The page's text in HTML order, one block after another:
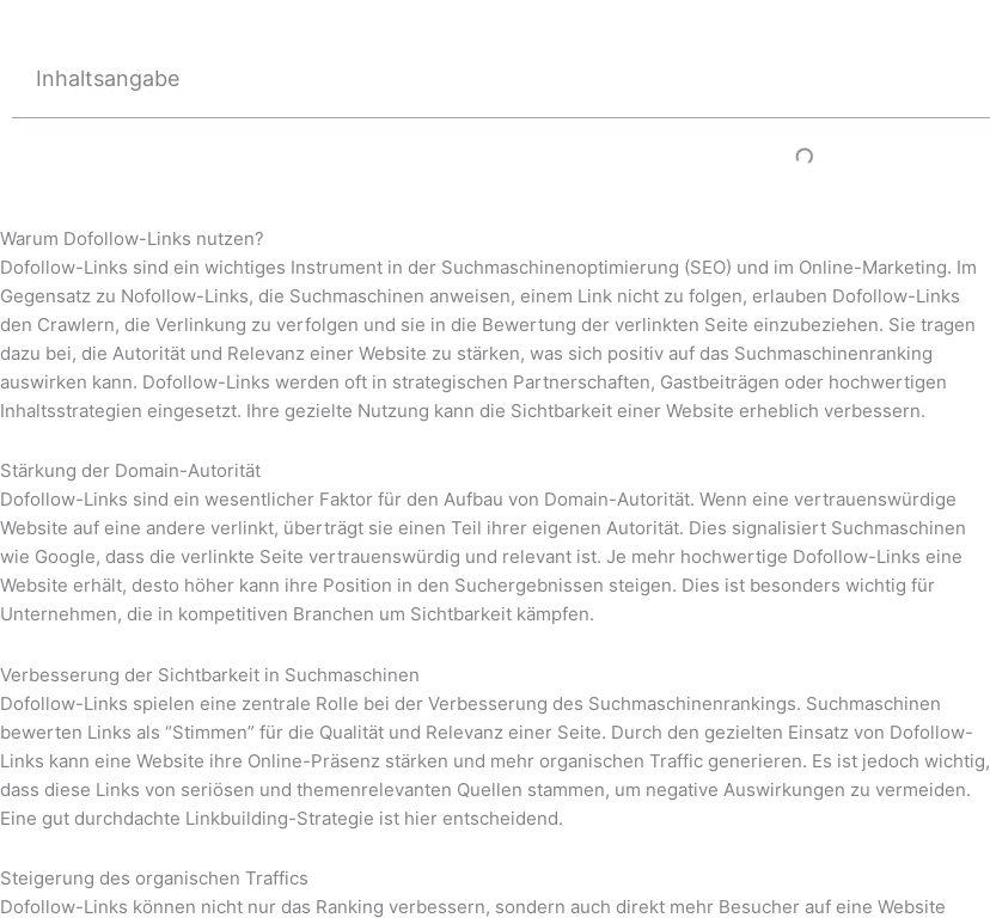
Inhaltsangabe
Warum Dofollow-Links nutzen?
Dofollow-Links sind ein wichtiges Instrument in der Suchmaschinenoptimierung (SEO) und im Online-Marketing. Im
Gegensatz zu Nofollow-Links, die Suchmaschinen anweisen, einem Link nicht zu folgen, erlauben Dofollow-Links
den Crawlern, die Verlinkung zu verfolgen und sie in die Bewertung der verlinkten Seite einzubeziehen. Sie tragen
dazu bei, die Autorität und Relevanz einer Website zu stärken, was sich positiv auf das Suchmaschinenranking
auswirken kann. Dofollow-Links werden oft in strategischen Partnerschaften, Gastbeiträgen oder hochwertigen
Inhaltsstrategien eingesetzt. Ihre gezielte Nutzung kann die Sichtbarkeit einer Website erheblich verbessern.
Stärkung der Domain-Autorität
Dofollow-Links sind ein wesentlicher Faktor für den Aufbau von Domain-Autorität. Wenn eine vertrauenswürdige
Website auf eine andere verlinkt, überträgt sie einen Teil ihrer eigenen Autorität. Dies signalisiert Suchmaschinen
wie Google, dass die verlinkte Seite vertrauenswürdig und relevant ist. Je mehr hochwertige Dofollow-Links eine
Website erhält, desto höher kann ihre Position in den Suchergebnissen steigen. Dies ist besonders wichtig für
Unternehmen, die in kompetitiven Branchen um Sichtbarkeit kämpfen.
Verbesserung der Sichtbarkeit in Suchmaschinen
Dofollow-Links spielen eine zentrale Rolle bei der Verbesserung des Suchmaschinenrankings. Suchmaschinen
bewerten Links als “Stimmen” für die Qualität und Relevanz einer Seite. Durch den gezielten Einsatz von Dofollow-
Links kann eine Website ihre Online-Präsenz stärken und mehr organischen Traffic generieren. Es ist jedoch wichtig,
dass diese Links von seriösen und themenrelevanten Quellen stammen, um negative Auswirkungen zu vermeiden.
Eine gut durchdachte Linkbuilding-Strategie ist hier entscheidend.
Steigerung des organischen Traffics
Dofollow-Links können nicht nur das Ranking verbessern, sondern auch direkt mehr Besucher auf eine Website